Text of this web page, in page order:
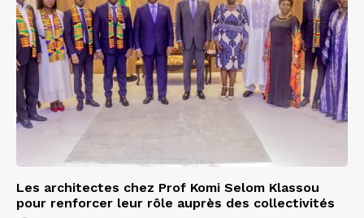
Les architectes chez Prof Komi Selom Klassou
pour renforcer leur rôle auprès des collectivités